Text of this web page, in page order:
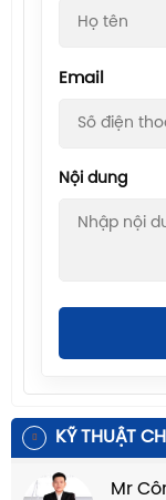
Email
Nội dung
KỸ THUẬT
Mr